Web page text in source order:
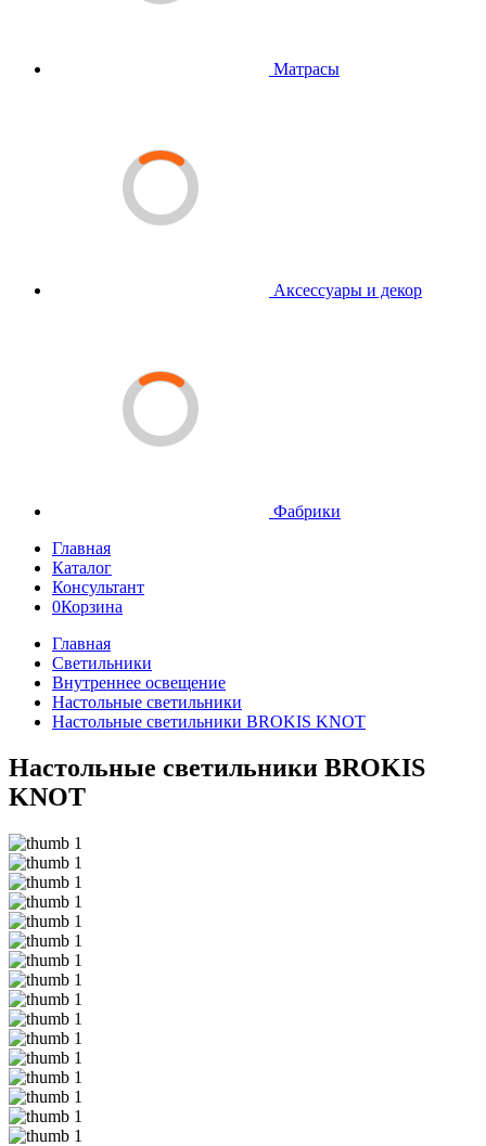
Матрасы
Аксессуары и декор
Фабрики
Главная
Каталог
Консультант
0Корзина
Главная
Светильники
Внутреннее освещение
Настольные светильники
Настольные светильники BROKIS KNOT
Настольные светильники BROKIS
KNOT